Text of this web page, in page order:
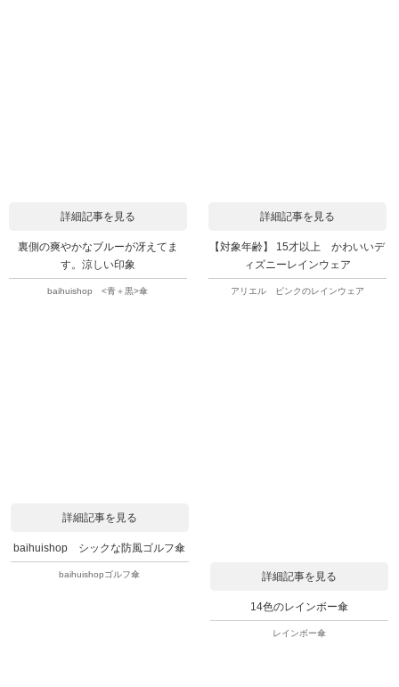
詳細記事を見る
裏側の爽やかなブルーが冴えてま
す。涼しい印象
baihuishop <青＋黒>傘
詳細記事を見る
【対象年齢】 15才以上 かわいいデ
ィズニーレインウェア
アリエル ピンクのレインウェア
詳細記事を見る
baihuishop シックな防風ゴルフ傘
baihuishopゴルフ傘 詳細記事を見る
14色のレインボー傘
レインボー傘